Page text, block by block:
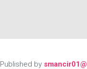
Published by